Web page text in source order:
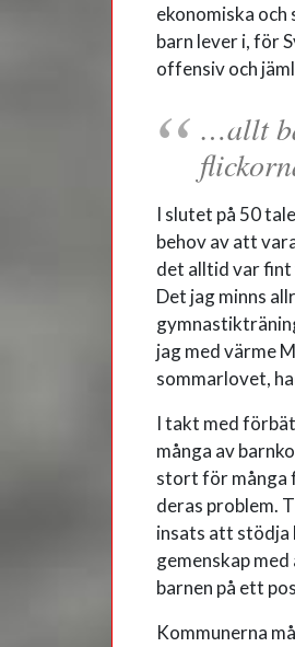
ekonomiska
barn lever i, för
offensiv och
…allt
I slutet på 50
behov av att
det alltid var fint
Det jag minns
jag med värme
sommarlovet,
I takt med
många av
stort för många
deras problem.
insats att stödja
gemenskap
barnen på ett
Kommunerna